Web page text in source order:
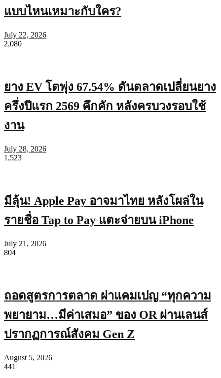
แบบไหนเหมาะกับใคร?
July 22, 2026
2,080
ยาง EV โตพุ่ง 67.54% ดันตลาดเปลี่ยนยาง
ครึ่งปีแรก 2569 คึกคัก หลังครบวงรอบใช้
งาน
July 28, 2026
1,523
มีลุ้น! Apple Pay อาจมาไทย หลังโผล่ใน
รายชื่อ Tap to Pay แตะจ่ายบน iPhone
July 21, 2026
804
ถอดสูตรการตลาด ผ่าแคมเปญ “ทุกความ
พยายาม…มีค่าเสมอ” ของ OR ผ่านเลนส์
ปรากฏการณ์สังคม Gen Z
August 5, 2026
441